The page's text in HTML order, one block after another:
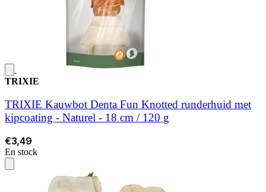
TRIXIE
TRIXIE Kauwbot Denta Fun Knotted runderhuid met
kipcoating - Naturel - 18 cm / 120 g
€3,49
En stock